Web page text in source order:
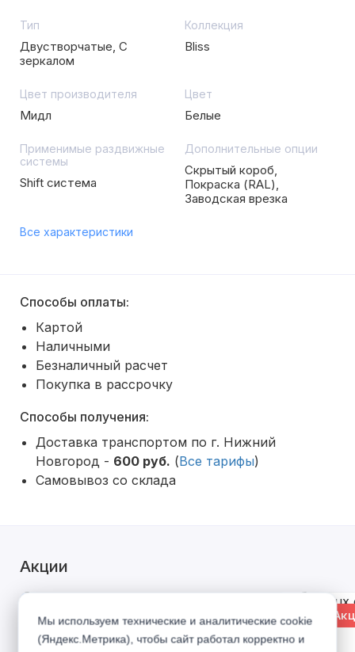
Тип
Двустворчатые, С
зеркалом
Коллекция
Bliss
Цвет производителя
Мидл
Цвет
Белые
Применимые раздвижные
системы
Shift система
Дополнительные опции
Скрытый короб,
Покраска (RAL),
Заводская врезка
Все характеристики
Способы оплаты:
Картой
Наличными
Безналичный расчет
Покупка в рассрочку
Способы получения:
Доставка транспортом по г. Нижний
Новгород - 600 руб. (Все тарифы)
Самовывоз со склада
Акции
% Акция %
Мы используем технические и аналитические cookie
(Яндекс.Метрика), чтобы сайт работал корректно и